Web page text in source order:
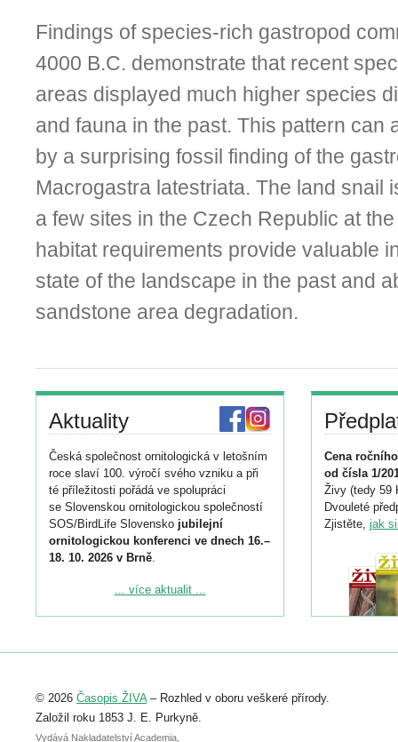
Findings of species-rich gastropod
4000 B.C. demonstrate that recent
areas displayed much higher species
and fauna in the past. This pattern can
by a surprising fossil finding of the
Macrogastra latestriata. The land snail
a few sites in the Czech Republic at
habitat requirements provide valuable
state of the landscape in the past and
sandstone area degradation.
Aktuality
Česká společnost ornitologická v letošním
roce slaví 100. výročí svého vzniku a při
té příležitosti pořádá ve spolupráci
se Slovenskou ornitologickou společností
SOS/BirdLife Slovensko jubilejní
ornitologickou konferenci ve dnech 16.–
18. 10. 2026 v Brně.
Podrobnější informace ke konferenci
Registrovat se můžete do 6. září.
abstraktu přihlášené přednášky nebo
posteru je už 30. června.
... více aktualit ...
Cena
od čísla 1/
Živy (tedy 59
Dvouleté
Zjistěte, jak
© 2026 Časopis ŽIVA– Rozhled v oboru veškeré přírody.
Založil roku 1853 J. E. Purkyně.
Vydává Nakladatelství Academia,